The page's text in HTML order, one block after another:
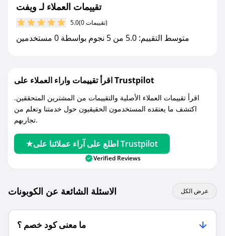
مع صحصح، تسوق بذكاء ووفّر على كل مشترياتك مع
تقييمات العملاء لـ ويفت
5.0 (0 تقييمات)
متوسط التقييم: 5.0 من 5 نجوم بواسطة 0 مستخدمين
اقرأ تقييمات واراء العملاء على Trustpilot
اقرأ تقييمات العملاء الأصلية والتقييمات من المشترين المتحققين.
اكتشف ما يعتقده المستخدمون الحقيقيون حول خدمتنا وتعلم من
تجاربهم.
اطلع على آراء عملائنا على Trustpilot
Verified Reviews
الاسئلة الشائعة عن الكوبونات عرض الكل
ما معنى كود خصم ؟